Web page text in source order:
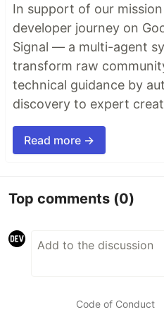
In support of our
developer journey on
Signal — a multi-agent
transform raw
technical guidance by
discovery to expert
Read more →
Top comments (0)
Code of Conduct